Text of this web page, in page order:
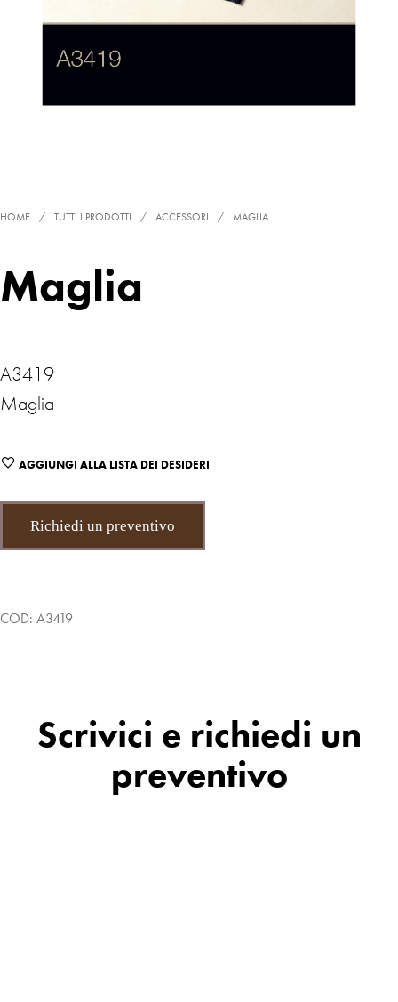
HOME / TUTTI I PRODOTTI / ACCESSORI / MAGLIA
Maglia
A3419
Maglia
AGGIUNGI ALLA LISTA DEI DESIDERI
Richiedi un preventivo
COD: A3419
Scrivici e richiedi un
preventivo